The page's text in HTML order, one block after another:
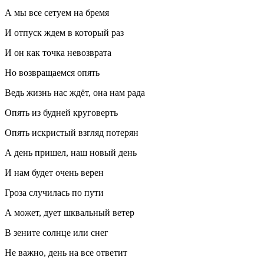
А мы все сетуем на бремя
И отпуск ждем в который раз
И он как точка невозврата
Но возвращаемся опять
Ведь жизнь нас ждёт, она нам рада
Опять из будней круговерть
Опять искристый взгляд потерян
А день пришел, наш новый день
И нам будет очень верен
Гроза случилась по пути
А может, дует шквальный ветер
В зените солнце или снег
Не важно, день на все ответит